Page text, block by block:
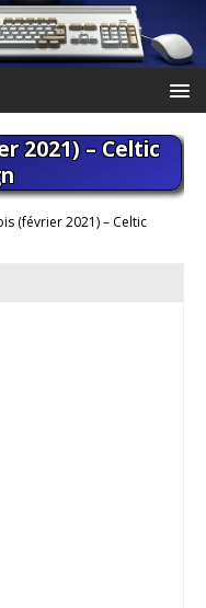
2021) – Celtic
(février 2021) – Celtic